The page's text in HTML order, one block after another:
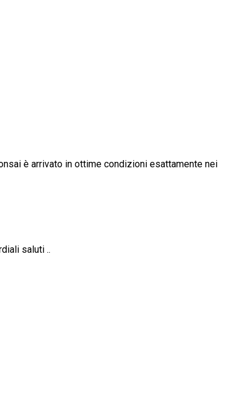
è arrivato in ottime condizioni esattamente nei
saluti ..